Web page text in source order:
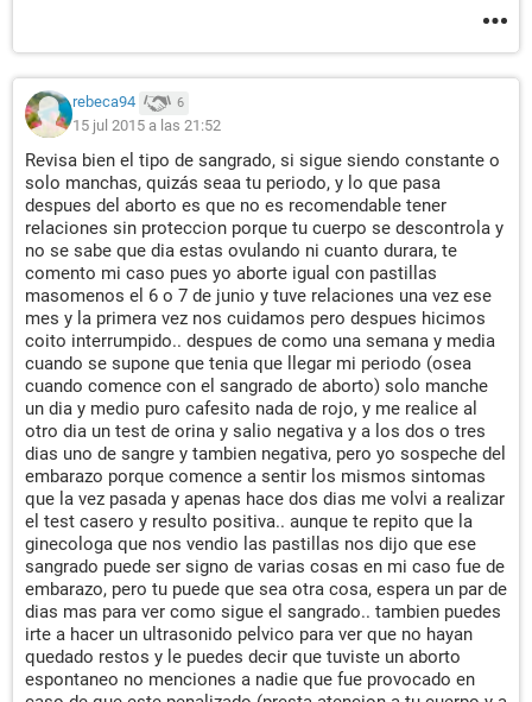
rebeca94 6
15 jul 2015 a las 21:52
Revisa bien el tipo de sangrado, si sigue siendo constante o
solo manchas, quizás seaa tu periodo, y lo que pasa
despues del aborto es que no es recomendable tener
relaciones sin proteccion porque tu cuerpo se descontrola y
no se sabe que dia estas ovulando ni cuanto durara, te
comento mi caso pues yo aborte igual con pastillas
masomenos el 6 o 7 de junio y tuve relaciones una vez ese
mes y la primera vez nos cuidamos pero despues hicimos
coito interrumpido.. despues de como una semana y media
cuando se supone que tenia que llegar mi periodo (osea
cuando comence con el sangrado de aborto) solo manche
un dia y medio puro cafesito nada de rojo, y me realice al
otro dia un test de orina y salio negativa y a los dos o tres
dias uno de sangre y tambien negativa, pero yo sospeche del
embarazo porque comence a sentir los mismos sintomas
que la vez pasada y apenas hace dos dias me volvi a realizar
el test casero y resulto positiva.. aunque te repito que la
ginecologa que nos vendio las pastillas nos dijo que ese
sangrado puede ser signo de varias cosas en mi caso fue de
embarazo, pero tu puede que sea otra cosa, espera un par de
dias mas para ver como sigue el sangrado.. tambien puedes
irte a hacer un ultrasonido pelvico para ver que no hayan
quedado restos y le puedes decir que tuviste un aborto
espontaneo no menciones a nadie que fue provocado en